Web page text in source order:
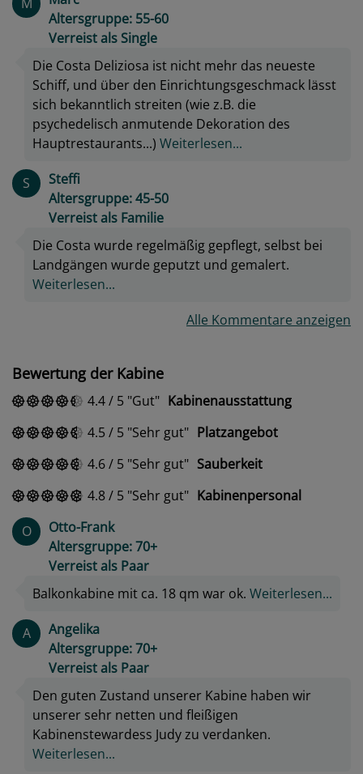
Altersgruppe: 55-60
Verreist als Single
Die Costa Deliziosa ist nicht mehr das neueste
Schiff, und über den Einrichtungsgeschmack lässt
sich bekanntlich streiten (wie z.B. die
psychedelisch anmutende Dekoration des
Hauptrestaurants...) Weiterlesen...
S
Steffi
Altersgruppe: 45-50
Verreist als Familie
Die Costa wurde regelmäßig gepflegt, selbst bei
Landgängen wurde geputzt und gemalert.
Weiterlesen...
Alle Kommentare anzeigen
Bewertung der Kabine
4.4/ 5 Gut
Kabinenausstattung
4.5/ 5 Sehr gut
Platzangebot
4.6/ 5 Sehr gut
Sauberkeit
4.8/ 5 Sehr gut
Kabinenpersonal
O
Otto-Frank
Altersgruppe: 70+
Verreist als Paar
Balkonkabine mit ca. 18 qm war ok. Weiterlesen...
A
Angelika
Altersgruppe: 70+
Verreist als Paar
Den guten Zustand unserer Kabine haben wir
unserer sehr netten und fleißigen
Kabinenstewardess Judy zu verdanken.
Weiterlesen...